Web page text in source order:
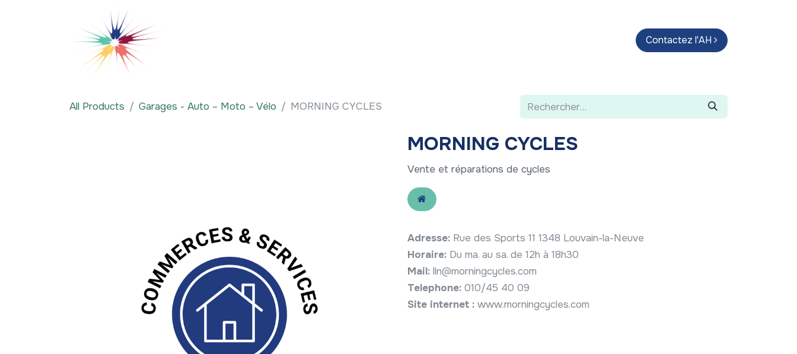
Parcours d'artistes Guide
Contactez l'AH
All Products Garages - Auto – Moto – Vélo MORNING CYCLES
MORNING CYCLES
Vente et réparations de cycles
Adresse: Rue des Sports 11 1348 Louvain-la-Neuve
Horaire: Du ma. au sa. de 12h à 18h30
Mail: lln@morningcycles.com
Telephone: 010/45 40 09
Site internet : www.morningcycles.com